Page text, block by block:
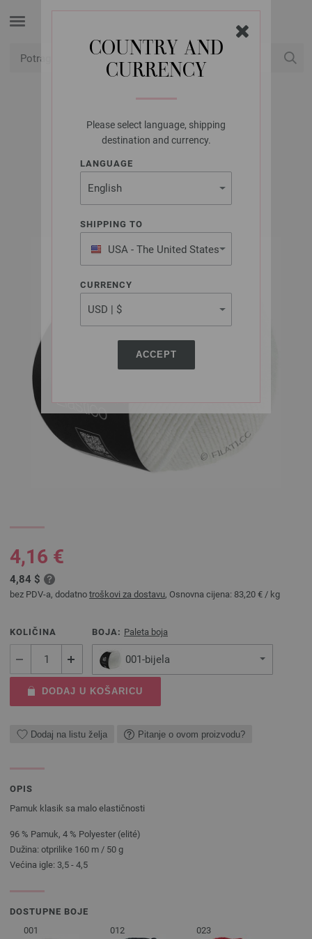
COUNTRY AND
CURRENCY
Please select language, shipping
destination and currency.
LANGUAGE
SHIPPING TO
USA - The United States
of America
CURRENCY
ACCEPT
LANA GROSSA
ELASTICO
4,16 €
4,84 $
bez PDV-a, dodatno troškovi za dostavu, Osnovna cijena: 83,20 € / kg
KOLIČINA BOJA: Paleta boja
001-bijela
DODAJ U KOŠARICU
Dodaj na listu želja Pitanje o ovom proizvodu?
OPIS
Pamuk klasik sa malo elastičnosti
96 % Pamuk, 4 % Polyester (elité)
Dužina: otprilike 160 m / 50 g
Većina igle: 3,5 - 4,5
DOSTUPNE BOJE
001
012 023